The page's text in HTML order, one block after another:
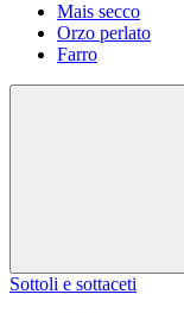
Mais secco
Orzo perlato
Farro
Sottoli e sottaceti